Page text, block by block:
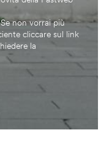
non vorrai più
cliccare sul link
la